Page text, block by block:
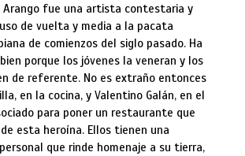
Arango fue una artista contestaria y
de vuelta y media a la pacata
de comienzos del siglo pasado. Ha
porque los jóvenes la veneran y los
de referente. No es extraño entonces
en la cocina, y Valentino Galán, en el
para poner un restaurante que
esta heroína. Ellos tienen una
que rinde homenaje a su tierra,